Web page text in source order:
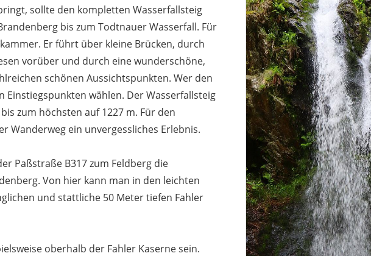
sollte den kompletten Wasserfallsteig
bis zum Todtnauer Wasserfall. Für
Er führt über kleine Brücken, durch
vorüber und durch eine wunderschöne,
schönen Aussichtspunkten. Wer den
wählen. Der Wasserfallsteig
zum höchsten auf 1227 m. Für den
Wanderweg ein unvergessliches Erlebnis.
Paßstraße B317 zum Feldberg die
Von hier kann man in den leichten
und stattliche 50 Meter tiefen Fahler
oberhalb der Fahler Kaserne sein.